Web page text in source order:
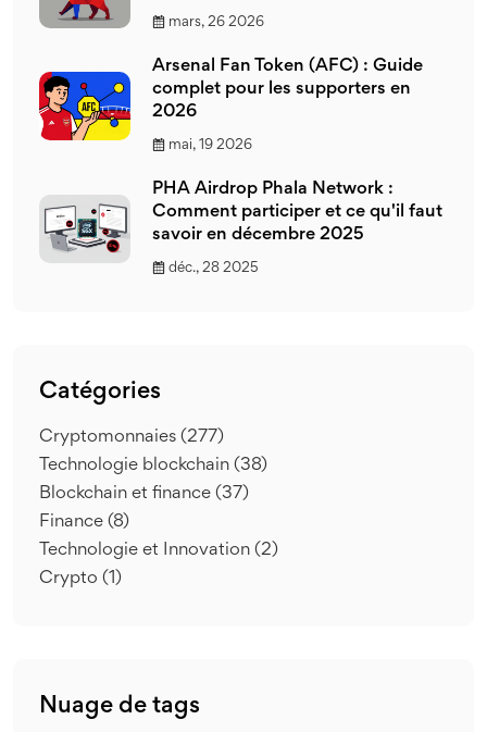
mars, 26 2026
Arsenal Fan Token (AFC) : Guide
complet pour les supporters en
2026
mai, 19 2026
PHA Airdrop Phala Network :
Comment participer et ce qu'il faut
savoir en décembre 2025
déc., 28 2025
Catégories
Cryptomonnaies (277)
Technologie blockchain (38)
Blockchain et finance (37)
Finance (8)
Technologie et Innovation (2)
Crypto (1)
Nuage de tags